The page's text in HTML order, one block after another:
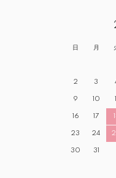
日 月
2 3
9 10
16 17
23 24
30 31